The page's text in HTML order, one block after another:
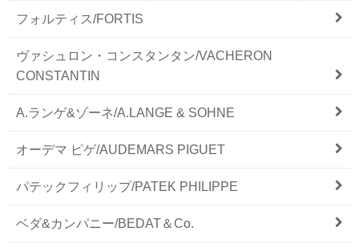
フォルティス/FORTIS
ヴァシュロン・コンスタンタン/VACHERON
CONSTANTIN
A.ランゲ&ゾーネ/A.LANGE & SOHNE
オーデマ ピゲ/AUDEMARS PIGUET
パテックフィリップ/PATEK PHILIPPE
ベダ&カンパニー/BEDAT＆Co.